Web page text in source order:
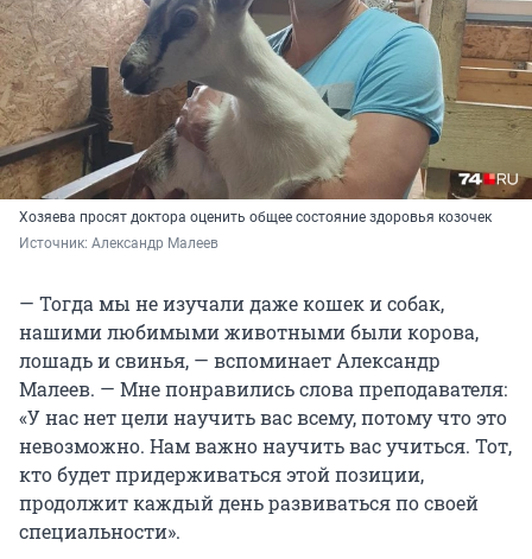
Хозяева просят доктора оценить общее состояние здоровья козочек
Источник: Александр Малеев
— Тогда мы не изучали даже кошек и собак,
нашими любимыми животными были корова,
лошадь и свинья, — вспоминает Александр
Малеев. — Мне понравились слова преподавателя:
«У нас нет цели научить вас всему, потому что это
невозможно. Нам важно научить вас учиться. Тот,
кто будет придерживаться этой позиции,
продолжит каждый день развиваться по своей
специальности».